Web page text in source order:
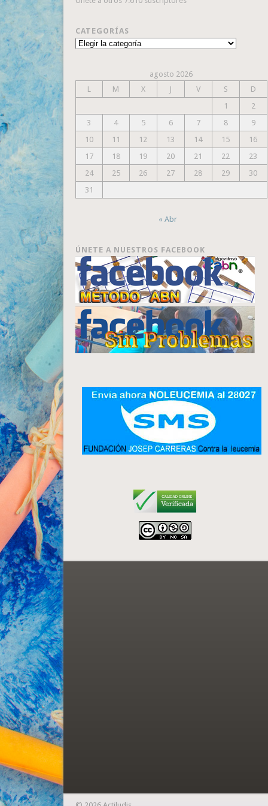
CATEGORÍAS
Categorías
agosto 2026
L
M X J V S
D
1
2
3
4 5 6 7 8
9
10
11 12 13 14 15
16
17
18 19 20 21 22
23
24
25 26 27 28 29
30
31
« Abr
ÚNETE A NUESTROS FACEBOOK